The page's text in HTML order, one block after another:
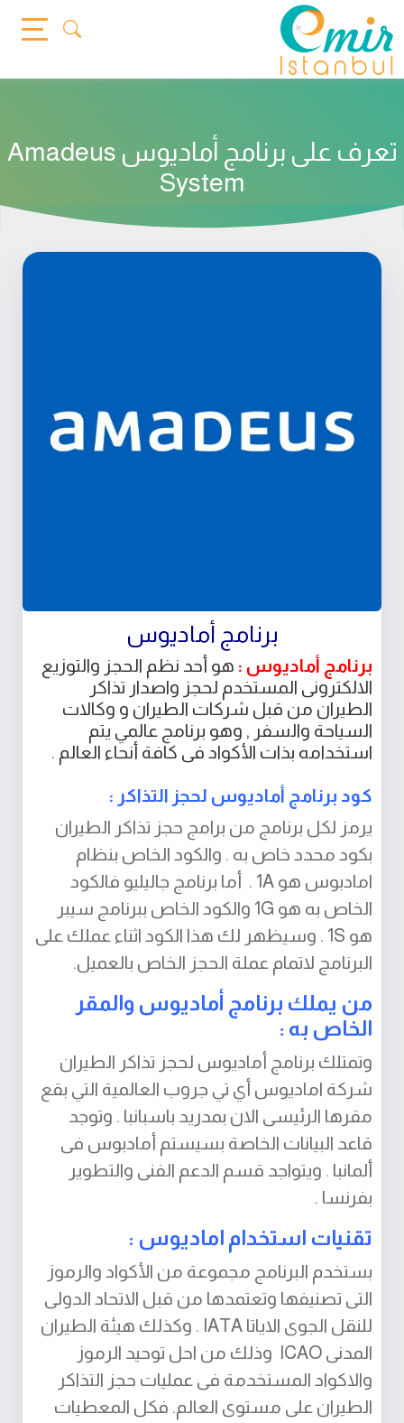
to
content
تعرف على برنامج أماديوس Amadeus
System
برنامج أماديوس
برنامج أماديوس : هو أحد نظم الحجز والتوزيع
الالكترونى المستخدم لحجز واصدار تذاكر
الطيران من قبل شركات الطيران و وكالات
السياحة والسفر , وهو برنامج عالمي يتم
استخدامه بذات الأكواد فى كافة أنحاء العالم .
كود برنامج أماديوس لحجز التذاكر :
يرمز لكل برنامج من برامج حجز تذاكر الطيران
بكود محدد خاص به . والكود الخاص بنظام
امادبوس هو 1A . أما برنامج جاليليو فالكود
الخاص به هو 1G والكود الخاص ببرنامج سيبر
هو 1S . وسيظهر لك هذا الكود اثناء عملك على
البرنامج لاتمام عملة الحجز الخاص بالعميل.
من يملك برنامج أماديوس والمقر
الخاص به :
وتمتلك برنامج أماديوس لحجز تذاكر الطيران
شركة اماديوس أي تي جروب العالمية التي بقع
مقرها الرئيسى الان بمدريد باسبانبا . وتوجد
قاعد البيانات الخاصة بسيستم أمادبوس فى
ألمانبا . ويتواجد قسم الدعم الفنى والتطوير
بفرنسا .
تقنيات استخدام اماديوس :
بستخدم البرنامج مجموعة من الأكواد والرموز
التى تصنيفها وتعتمدها من قبل الاتحاد الدولى
للنقل الجوى الاياتا IATA . وكذلك هيئة الطيران
المدنى ICAO وذلك من احل توحيد الرموز
والاكواد المستخدمة فى عمليات حجز التذاكر
الطيران على مستوى العالم. فكل المعطيات